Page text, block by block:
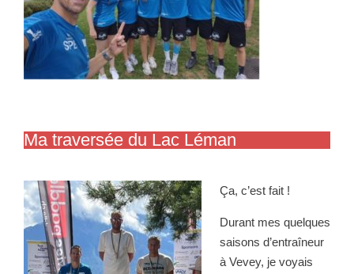
Ma traversée du Lac Léman
Ça, c’est fait !
Durant mes quelques
saisons d’entraîneur
à Vevey, je voyais